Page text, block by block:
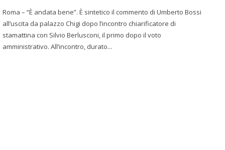
Roma – “È andata bene”. È sintetico il commento di Umberto Bossi
all’uscita da palazzo Chigi dopo l’incontro chiarificatore di
stamattina con Silvio Berlusconi, il primo dopo il voto
amministrativo. All’incontro, durato...